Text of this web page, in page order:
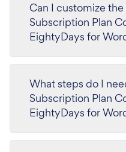
Can I customize
Subscription Plan
EightyDays for
What steps do I
Subscription Plan
EightyDays for